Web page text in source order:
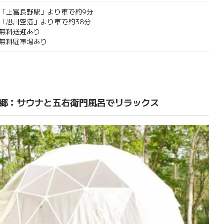
「上富良野駅」より車で約9分
「旭川空港」より車で約38分
料送迎あり
料駐車場あり
：サウナと五右衛門風呂でリラックス